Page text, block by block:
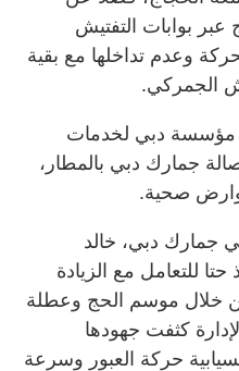
بوابات التفتيش
وعدم تداخلها مع بقية
الجمركي.
مؤسسة دبي لخدمات
جمارك دبي بالمطار،
صحية.
جمارك دبي، خالد
للتعامل مع الزيادة
خلال موسم الحج وعطلة
كثفت جهودها
حركة العبور وسرعة